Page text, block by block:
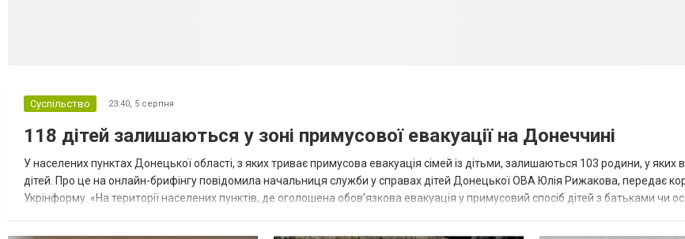
Суспільство 23:40, 5 серпня
118 дітей залишаються у зоні примусової евакуації на Донеччині
У населених пунктах Донецької області, з яких триває примусова евакуація сімей із дітьми, залишаються 103 родини, у яких
дітей. Про це на онлайн-брифінгу повідомила начальниця служби у справах дітей Донецької ОВА Юлія Рижакова, передає
Укрінформу. «На території населених пунктів, де оголошена обов’язкова евакуація у примусовий спосіб дітей з батьками чи